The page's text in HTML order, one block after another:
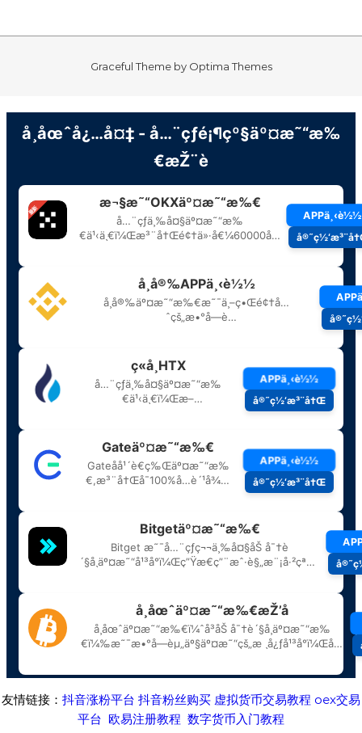
Graceful Theme by Optima Themes
友情链接： 抖音涨粉平台 抖音粉丝购买 虚拟货币交易教程 oex交易
平台 欧易注册教程 数字货币入门教程